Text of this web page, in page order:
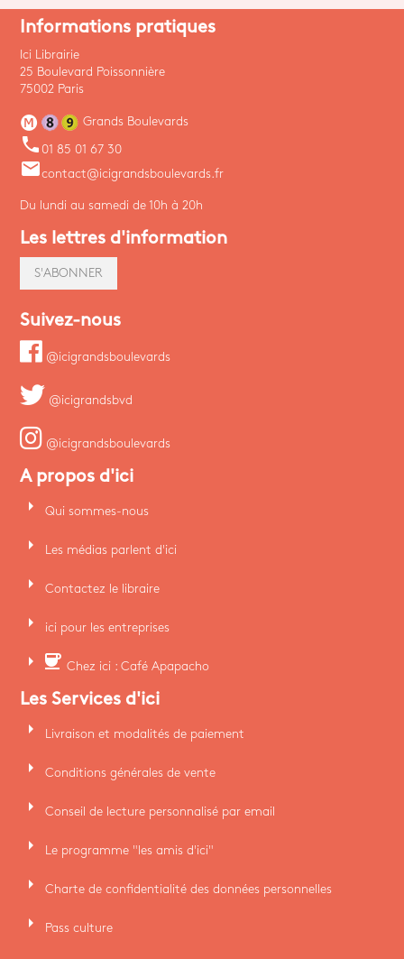
Informations pratiques
Ici Librairie
25 Boulevard Poissonnière
75002 Paris
Grands Boulevards
phone 01 85 01 67 30
emailcontact@icigrandsboulevards.fr
Du lundi au samedi de 10h à 20h
Les lettres d'information
S'ABONNER
Suivez-nous
@icigrandsboulevards
@icigrandsbvd
@icigrandsboulevards
A propos d'ici
arrow_right Qui sommes-nous
arrow_right Les médias parlent d'ici
arrow_right Contactez le libraire
arrow_right ici pour les entreprises
arrow_right coffee Chez ici : Café Apapacho
Les Services d'ici
arrow_right Livraison et modalités de paiement
arrow_right Conditions générales de vente
arrow_right Conseil de lecture personnalisé par email
arrow_right Le programme "les amis d'ici"
arrow_right Charte de confidentialité des données personnelles
arrow_right Pass culture